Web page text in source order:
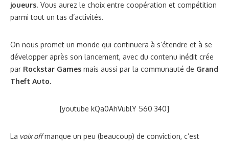
joueurs. Vous aurez le choix entre coopération et compétition
parmi tout un tas d’activités.
On nous promet un monde qui continuera à s’étendre et à se
développer après son lancement, avec du contenu inédit crée
par Rockstar Games mais aussi par la communauté de Grand
Theft Auto.
[youtube kQa0AhVublY 560 340]
La voix offmanque un peu (beaucoup) de conviction, c’est